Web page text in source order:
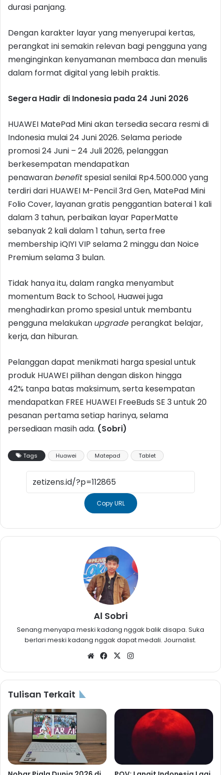
durasi panjang.
Dengan karakter layar yang menyerupai kertas,
perangkat ini semakin relevan bagi pengguna yang
menginginkan kenyamanan membaca dan menulis
dalam format digital yang lebih praktis.
Segera Hadir di Indonesia pada 24 Juni 2026
HUAWEI MatePad Mini akan tersedia secara resmi di
Indonesia mulai 24 Juni 2026. Selama periode
promosi 24 Juni – 24 Juli 2026, pelanggan
berkesempatan mendapatkan
penawaranbenefitspesial senilai Rp4.500.000 yang
terdiri dari HUAWEI M-Pencil 3rd Gen, MatePad Mini
Folio Cover, layanan gratis penggantian baterai 1 kali
dalam 3 tahun, perbaikan layar PaperMatte
sebanyak 2 kali dalam 1 tahun, serta free
membership iQIYI VIP selama 2 minggu dan Noice
Premium selama 3 bulan.
Tidak hanya itu, dalam rangka menyambut
momentum Back to School, Huawei juga
menghadirkan promo spesial untuk membantu
pengguna melakukan upgrade perangkat belajar,
kerja, dan hiburan.
Pelanggan dapat menikmati harga spesial untuk
produk HUAWEI pilihan dengan diskon hingga
42% tanpa batas maksimum, serta kesempatan
mendapatkan FREE HUAWEI FreeBuds SE 3 untuk 20
pesanan pertama setiap harinya, selama
persediaan masih ada. (Sobri)
Tags Huawei Matepad Tablet
Copy URL
Al Sobri
Senang menyapa meski kadang nggak balik disapa. Suka
berlari meski kadang nggak dapat medali. Journalist.
WebsiteFacebook
X
Tulisan Terkait